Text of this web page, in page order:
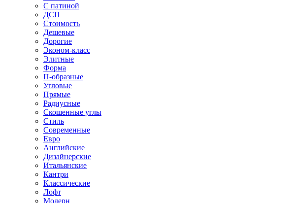
С патиной
ДСП
Стоимость
Дешевые
Дорогие
Эконом-класс
Элитные
Форма
П-образные
Угловые
Прямые
Радиусные
Скошенные углы
Стиль
Современные
Евро
Английские
Дизайнерские
Итальянские
Кантри
Классические
Лофт
Модерн